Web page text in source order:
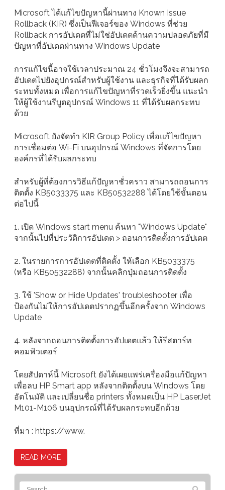
Microsoft ได้แก้ไขปัญหานี้ผ่านทาง Known Issue
Rollback (KIR) ซึ่งเป็นฟีเจอร์ของ Windows ที่ช่วย
Rollback การอัปเดตที่ไม่ใช่อัปเดตด้านความปลอดภัยที่มี
ปัญหาที่อัปเดตผ่านทาง Windows Update
การแก้ไขนี้อาจใช้เวลาประมาณ 24 ชั่วโมงจึงจะสามารถ
อัปเดตไปยังอุปกรณ์สำหรับผู้ใช้งาน และธุรกิจที่ได้รับผลก
ระทบทั้งหมด เพื่อการแก้ไขปัญหาที่รวดเร็วยิ่งขึ้น แนะนำ
ให้ผู้ใช้งานรีบูตอุปกรณ์ Windows 11 ที่ได้รับผลกระทบ
ด้วย
Microsoft ยังจัดทำ KIR Group Policy เพื่อแก้ไขปัญหา
การเชื่อมต่อ Wi-Fi บนอุปกรณ์ Windows ที่จัดการโดย
องค์กรที่ได้รับผลกระทบ
สำหรับผู้ที่ต้องการวิธีแก้ปัญหาชั่วคราว สามารถถอนการ
ติดตั้ง KB5033375 และ KB50532288 ได้โดยใช้ขั้นตอน
ต่อไปนี้
1. เปิด Windows start menu ค้นหา "Windows Update"
จากนั้นไปที่ประวัติการอัปเดต > ถอนการติดตั้งการอัปเดต
2. ในรายการการอัปเดตที่ติดตั้ง ให้เลือก KB5033375
(หรือ KB50532288) จากนั้นคลิกปุ่มถอนการติดตั้ง
3. ใช้ 'Show or Hide Updates' troubleshooter เพื่อ
ป้องกันไม่ให้การอัปเดตปรากฏขึ้นอีกครั้งจาก Windows
Update
4. หลังจากถอนการติดตั้งการอัปเดตแล้ว ให้รีสตาร์ท
คอมพิวเตอร์
โดยสัปดาห์นี้ Microsoft ยังได้เผยแพร่เครื่องมือแก้ปัญหา
เพื่อลบ HP Smart app หลังจากติดตั้งบน Windows โดย
อัตโนมัติ และเปลี่ยนชื่อ printers ทั้งหมดเป็น HP LaserJet
M101-M106 บนอุปกรณ์ที่ได้รับผลกระทบอีกด้วย
ที่มา : https://www.
READ MORE